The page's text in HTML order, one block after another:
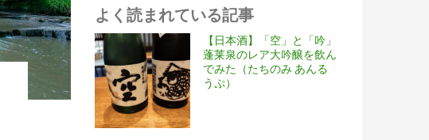
よく読まれている記事
【日本酒】「空」と「吟」
蓬莱泉のレア大吟醸を飲ん
でみた（たちのみ あんる
うぷ）